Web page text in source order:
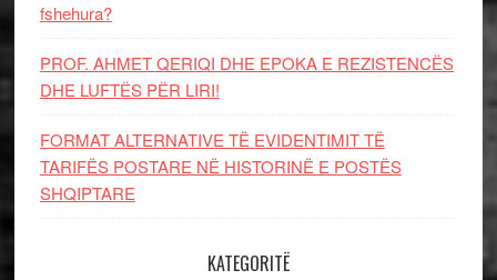
fshehura?
PROF. AHMET QERIQI DHE EPOKA E REZISTENCЁS
DHE LUFTЁS PЁR LIRI!
FORMAT ALTERNATIVE TË EVIDENTIMIT TË
TARIFËS POSTARE NË HISTORINË E POSTËS
SHQIPTARE
KATEGORITË